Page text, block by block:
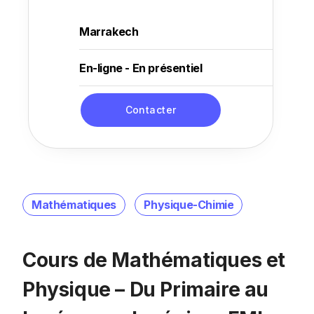
Mathématiques Physique-Chimie
Cours de Mathématiques et
Physique – Du Primaire au
Marrakech
En-ligne - En présentiel
Contacter